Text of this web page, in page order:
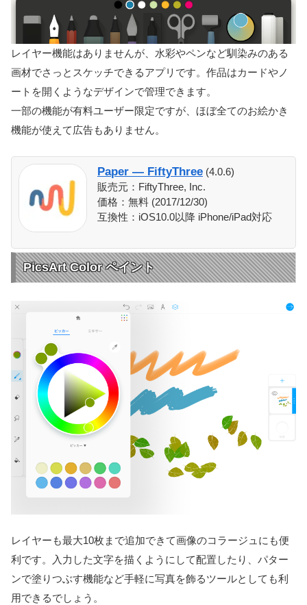
レイヤー機能はありませんが、水彩やペンなど馴染みのある
画材でさっとスケッチできるアプリです。作品はカードやノ
ートを開くようなデザインで管理できます。
一部の機能が有料ユーザー限定ですが、ほぼ全てのお絵かき
機能が使えて広告もありません。
Paper — FiftyThree (4.0.6)
販売元：FiftyThree, Inc.
価格：無料 (2017/12/30)
互換性：iOS10.0以降 iPhone/iPad対応
PicsArt Color ペイント
レイヤーも最大10枚まで追加できて画像のコラージュにも便
利です。入力した文字を描くようにして配置したり、パター
ンで塗りつぶす機能など手軽に写真を飾るツールとしても利
用できるでしょう。